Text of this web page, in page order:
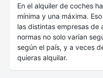
En el alquiler de coches
mínima y una máxima.
las distintas empresas de
normas no solo varían
según el país, y a veces
quieras alquilar.